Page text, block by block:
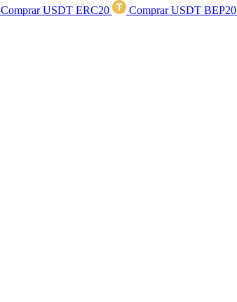
Comprar USDT ERC20 Comprar USDT BEP20